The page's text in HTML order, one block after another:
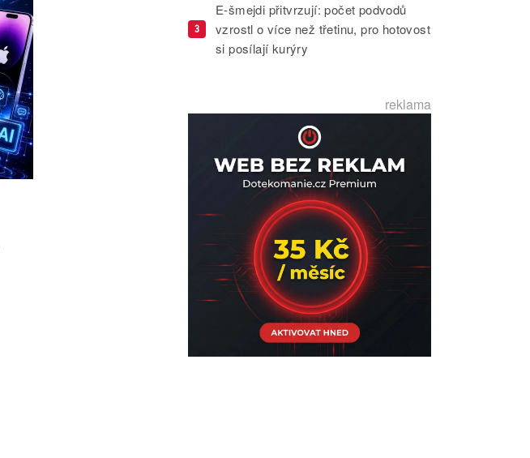
3
E-šmejdi přitvrzují: počet podvodů
vzrostl o více než třetinu, pro hotovost
si posílají kurýry
reklama